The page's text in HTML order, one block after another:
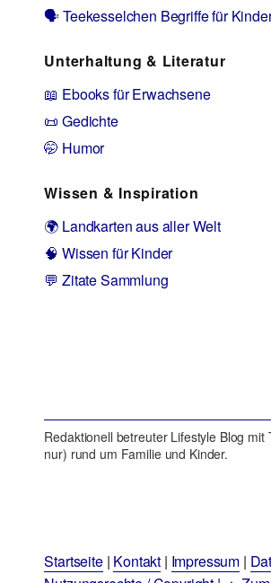
🗣️ Teekesselchen Begriffe für
Unterhaltung & Literatur
📖 Ebooks für Erwachsene
📜 Gedichte
🤭 Humor
Wissen & Inspiration
🌍 Landkarten aus aller Welt
🧠 Wissen für Kinder
💬 Zitate Sammlung
Redaktionell betreuter Lifestyle Blog mit
nur) rund um Familie und Kinder.
Startseite| Kontakt | Impressum |